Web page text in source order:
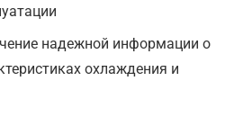
надежной информации о
охлаждения и